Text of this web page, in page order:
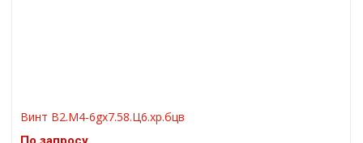
Винт В2.М4-6gх7.58.Ц6.хр.бцв